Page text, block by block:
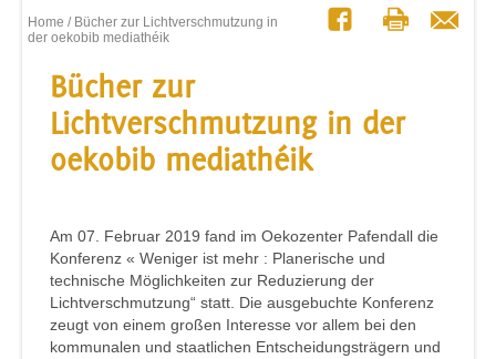
Home / Bücher zur Lichtverschmutzung in
der oekobib mediathéik
Bücher zur
Lichtverschmutzung in der
oekobib mediathéik
Am 07. Februar 2019 fand im Oekozenter Pafendall die
Konferenz « Weniger ist mehr : Planerische und
technische Möglichkeiten zur Reduzierung der
Lichtverschmutzung“ statt. Die ausgebuchte Konferenz
zeugt von einem großen Interesse vor allem bei den
kommunalen und staatlichen Entscheidungsträgern und